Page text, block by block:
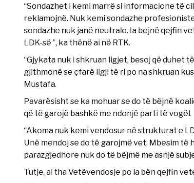
“Sondazhet i kemi marrë si informacione të
reklamojnë. Nuk kemi sondazhe
sondazhe nuk janë neutrale. Ia bejnë qejfin
LDK-së ”, ka thënë ai në RTK.
“Gjykata nuk i shkruan ligjet, besoj që duhet
gjithmonë se çfarë ligji të ri po na shkruan
Mustafa.
Pavarësisht se ka mohuar se do të bëjnë
që të garojë bashkë me ndonjë parti të vogël.
“Akoma nuk kemi vendosur në strukturat e
Unë mendoj se do të garojmë vet. Mbesim
parazgjedhore nuk do të bëjmë me asnjë
Tutje, ai tha Vetëvendosje po ia bën qejfin